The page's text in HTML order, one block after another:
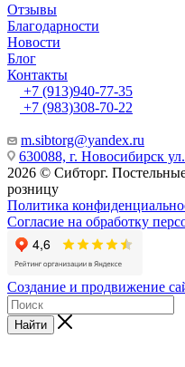
Отзывы
Благодарности
Новости
Блог
Контакты
+7 (913)940-77-35
+7 (983)308-70-22
m.sibtorg@yandex.ru
630088, г. Новосибирск
2026 © Сибторг.
розницу
Политика
Согласие на обработку
Создание и продвижение
Найти